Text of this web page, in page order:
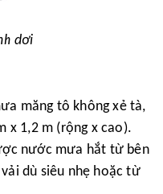
dơi
măng tô không xẻ tà,
x 1,2 m (rộng x cao).
nước mưa hắt từ bên
dù siêu nhẹ hoặc từ